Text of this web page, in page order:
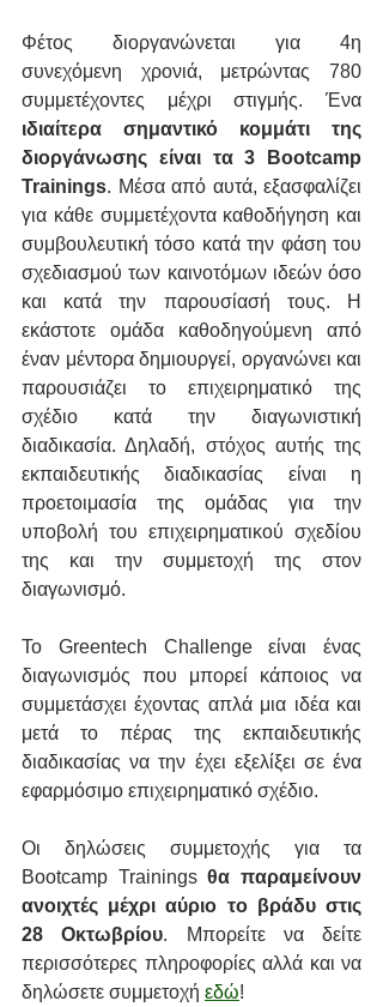
Φέτος διοργανώνεται για 4η
συνεχόμενη χρονιά, μετρώντας 780
ιδιαίτερα σημαντικό κομμάτι της
διοργάνωσης είναι τα 3 Bootcamp
Trainings. Μέσα από αυτά, εξασφαλίζει
για κάθε συμμετέχοντα καθοδήγηση και
συμβουλευτική τόσο κατά την φάση του
σχεδιασμού των καινοτόμων ιδεών όσο
και κατά την παρουσίασή τους. Η
εκάστοτε ομάδα καθοδηγούμενη από
έναν μέντορα δημιουργεί, οργανώνει και
παρουσιάζει το επιχειρηματικό της
σχέδιο κατά την διαγωνιστική
διαδικασία. Δηλαδή, στόχος αυτής της
εκπαιδευτικής διαδικασίας είναι η
προετοιμασία της ομάδας για την
υποβολή του επιχειρηματικού σχεδίου
της και την συμμετοχή της στον
διαγωνισμό.
Το Greentech Challenge είναι ένας
διαγωνισμός που μπορεί κάποιος να
συμμετάσχει έχοντας απλά μια ιδέα και
μετά το πέρας της εκπαιδευτικής
διαδικασίας να την έχει εξελίξει σε ένα
εφαρμόσιμο επιχειρηματικό σχέδιο.
Οι δηλώσεις συμμετοχής για τα
Bootcamp Trainings θα παραμείνουν
ανοιχτές μέχρι αύριο το βράδυ στις
28 Οκτωβρίου. Μπορείτε να δείτε
περισσότερες πληροφορίες αλλά και να
δηλώσετε συμμετοχή εδώ!